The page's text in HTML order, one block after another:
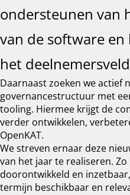
ondersteunen van
van de software
het
Daarnaast zoeken we actief
governancestructuur met
tooling. Hiermee krijgt de
verder ontwikkelen,
OpenKAT.
We streven ernaar deze
van het jaar te realiseren.
doorontwikkeld en
termijn beschikbaar en